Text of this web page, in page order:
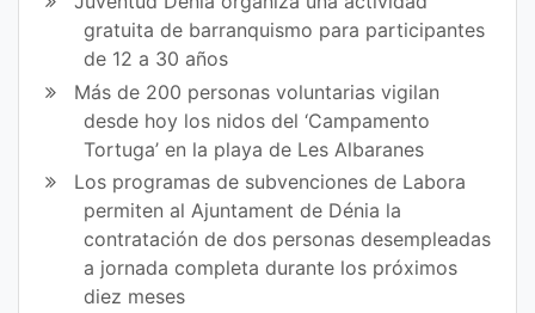
gratuita de barranquismo para participantes
de 12 a 30 años
Más de 200 personas voluntarias vigilan
desde hoy los nidos del ‘Campamento
Tortuga’ en la playa de Les Albaranes
Los programas de subvenciones de Labora
permiten al Ajuntament de Dénia la
contratación de dos personas desempleadas
a jornada completa durante los próximos
diez meses